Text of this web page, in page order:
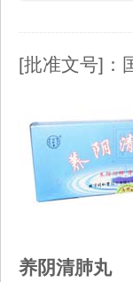
[批准文号]：
养阴清肺丸